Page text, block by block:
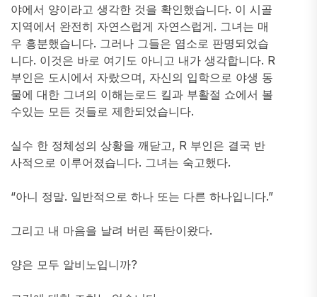
야에서 양이라고 생각한 것을 확인했습니다. 이 시골
지역에서 완전히 자연스럽게 자연스럽게. 그녀는 매
우 흥분했습니다. 그러나 그들은 염소로 판명되었습
니다. 이것은 바로 여기도 아니고 내가 생각합니다. R
부인은 도시에서 자랐으며, 자신의 입학으로 야생 동
물에 대한 그녀의 이해는로드 킬과 부활절 쇼에서 볼
수있는 모든 것들로 제한되었습니다.
실수 한 정체성의 상황을 깨닫고, R 부인은 결국 반
사적으로 이루어졌습니다. 그녀는 숙고했다.
“아니 정말. 일반적으로 하나 또는 다른 하나입니다.”
그리고 내 마음을 날려 버린 폭탄이왔다.
양은 모두 알비노입니까?